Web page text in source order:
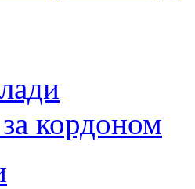
кордоном